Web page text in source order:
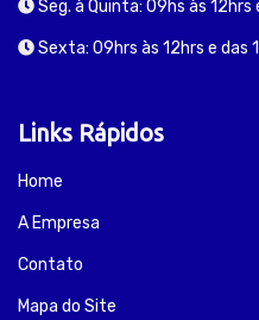
Seg. à Quinta: 09hs às 12hrs
Sexta: 09hrs às 12hrs e das
Links Rápidos
Home
A Empresa
Contato
Mapa do Site